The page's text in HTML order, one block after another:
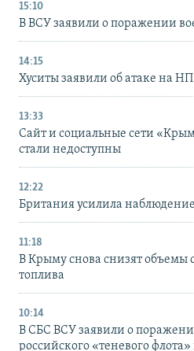
15:10
В ВСУ заявили о поражении
14:15
Хуситы заявили об атаке на
13:33
Сайт и социальные сети
стали недоступны
12:22
Британия усилила
11:18
В Крыму снова снизят объемы
топлива
10:14
В СБС ВСУ заявили о
российского «теневого